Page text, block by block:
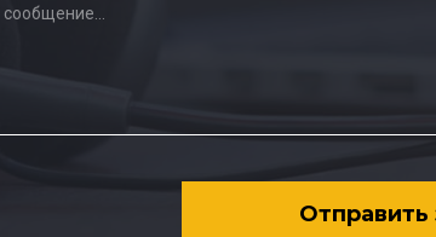
Отправить